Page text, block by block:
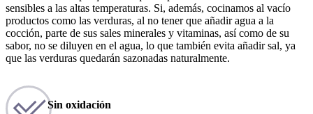
sensibles a las altas temperaturas. Si, además, cocinamos al vacío
productos como las verduras, al no tener que añadir agua a la
cocción, parte de sus sales minerales y vitaminas, así como de su
sabor, no se diluyen en el agua, lo que también evita añadir sal, ya
que las verduras quedarán sazonadas naturalmente.
Sin oxidación